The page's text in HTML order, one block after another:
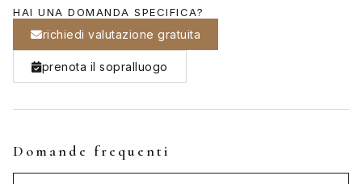
HAI UNA DOMANDA SPECIFICA?
richiedi valutazione gratuita
prenota il sopralluogo
Domande frequenti